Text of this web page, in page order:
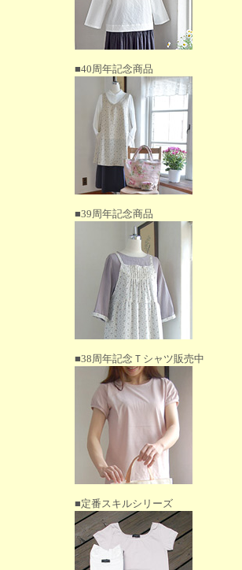
■40周年記念商品
■39周年記念商品
■38周年記念Ｔシャツ販売中
■定番スキルシリーズ